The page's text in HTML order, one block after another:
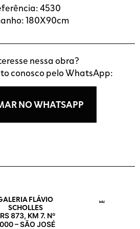
4530
180X90cm
nessa obra?
conosco pelo WhatsApp:
NO WHATSAPP
FLÁVIO
SCHOLLES
873, KM 7. Nº
– SÃO JOSÉ